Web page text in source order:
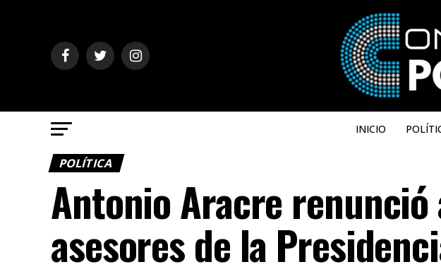
INICIO
POLÍTICA
Antonio Aracre
asesores de la